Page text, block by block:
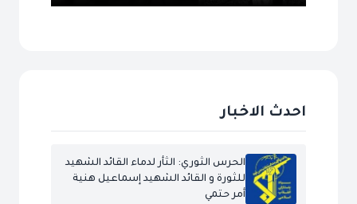
احدث الاخبار
الحرس الثوري: الثأر لدماء القائد الشهيد
للثورة و القائد الشهيد إسماعيل هنية
أمر حتمي